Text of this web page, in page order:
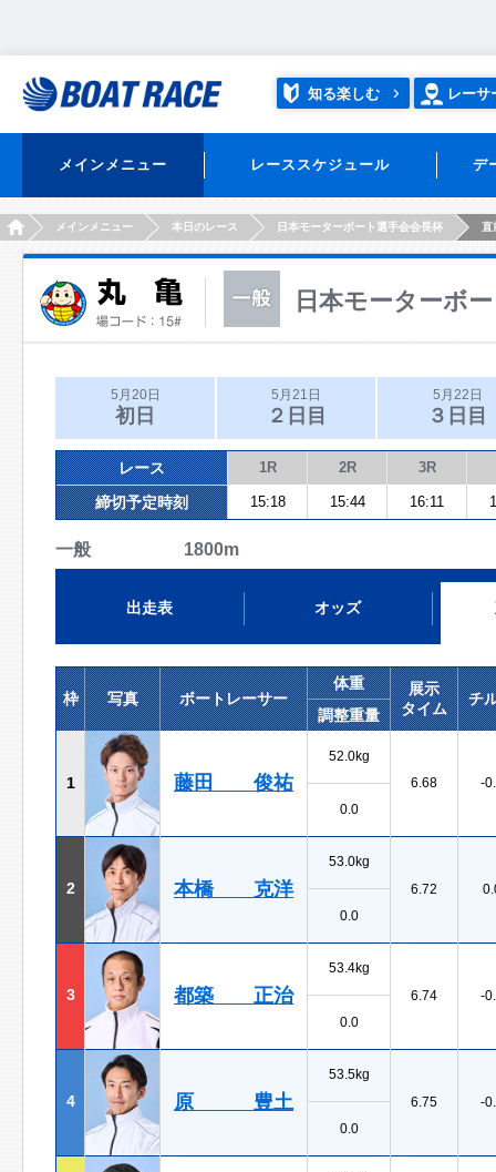
知る楽しむ レーサ
メインメニュー レーススケジュール デ
HOMEメインメニュー 本日のレース 日本モーターボート選手会会長杯 直
日本モーターボ
5月20日
初日
5月21日
２日目
5月22日
３日目
レース 1R 2R 3R
締切予定時刻 15:18 15:44 16:11
一般 1800m
出走表 オッズ
枠 写真 ボートレーサー
体重
展示
タイム
チ
調整重量
1 藤田 俊祐
52.0kg
6.68
-
0.0
2 本橋 克洋
53.0kg
6.72
0.0
3 都築 正治
53.4kg
6.74
-
0.0
4 原 豊土
53.5kg
6.75
-
0.0